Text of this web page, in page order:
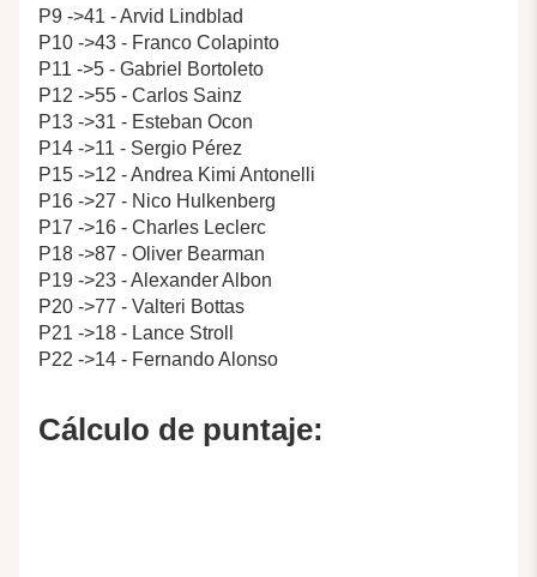
P9 ->41 - Arvid Lindblad
P10 ->43 - Franco Colapinto
P11 ->5 - Gabriel Bortoleto
P12 ->55 - Carlos Sainz
P13 ->31 - Esteban Ocon
P14 ->11 - Sergio Pérez
P15 ->12 - Andrea Kimi Antonelli
P16 ->27 - Nico Hulkenberg
P17 ->16 - Charles Leclerc
P18 ->87 - Oliver Bearman
P19 ->23 - Alexander Albon
P20 ->77 - Valteri Bottas
P21 ->18 - Lance Stroll
P22 ->14 - Fernando Alonso
Cálculo de puntaje: